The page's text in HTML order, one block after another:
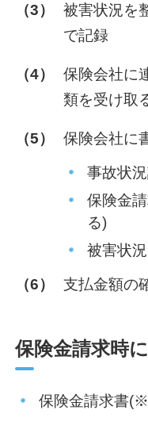
（3）
被害状況を
で記録
（4）
保険会社に
類を受け取
（5） 保険会社に
事故状
保険金
る)
被害状
（6） 支払金額の
保険金請求時
保険金請求書